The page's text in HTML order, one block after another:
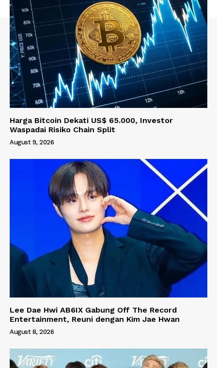
Harga Bitcoin Dekati US$ 65.000, Investor
Waspadai Risiko Chain Split
August 9, 2026
Lee Dae Hwi AB6IX Gabung Off The Record
Entertainment, Reuni dengan Kim Jae Hwan
August 8, 2026